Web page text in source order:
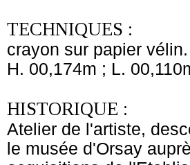
TECHNIQUES :
crayon sur papier
H. 00,174m ; L.
HISTORIQUE :
Atelier de l'artiste,
le musée d'Orsay